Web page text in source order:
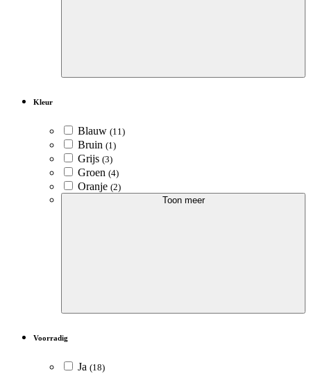
Kleur
Blauw (11)
Bruin (1)
Grijs (3)
Groen (4)
Oranje (2)
Toon meer
Voorradig
Ja (18)